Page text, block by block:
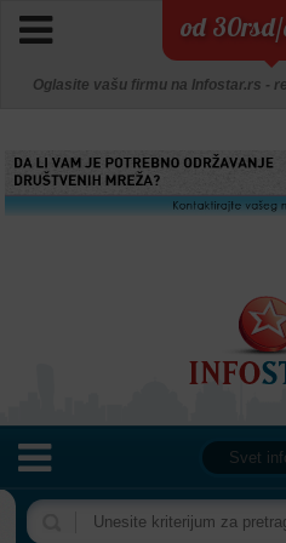
od
Oglasite vašu firmu na Infostar.rs -
NASLOVNA